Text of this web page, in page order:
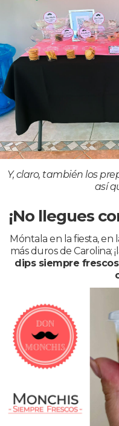
Y, claro, también los
así
¡No llegues
Móntala en la fiesta, en
más duros de Carolina;
dips siempre